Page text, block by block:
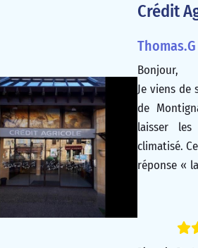
Crédit
Thomas.G
Bonjour,
Je viens de
de
laisser
climatisé.
réponse «
en
réparée, ce